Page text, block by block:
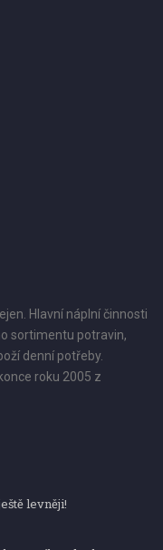
Hlavní náplní činnosti
sortimentu potravin,
denní potřeby.
roku 2005 z
levněji!